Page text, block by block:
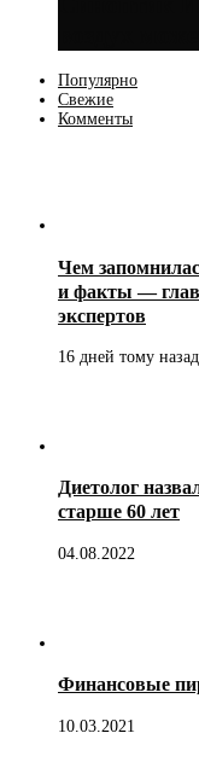
Популярно
Свежие
Комменты
Чем
и факты —
экспертов
16 дней тому назад
Диетолог
старше 60 лет
04.08.2022
Финансовые
10.03.2021